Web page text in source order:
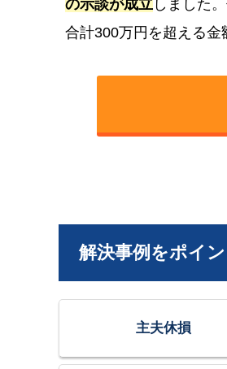
の示談が成立しました
合計300万円を超える金
解決事例をポイ
主夫休損